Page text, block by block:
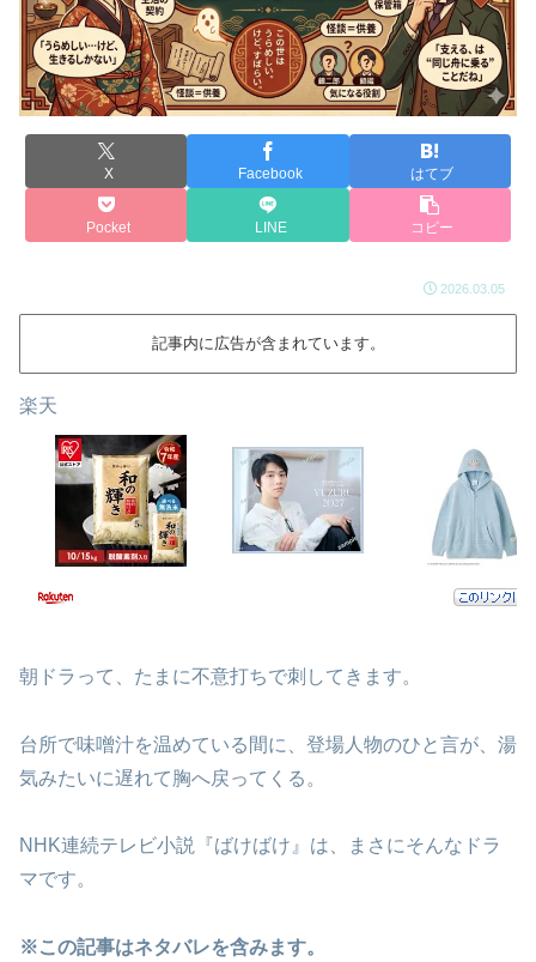
X Facebook はてブ
Pocket LINE コピー
2026.03.05
記事内に広告が含まれています。
楽天
朝ドラって、たまに不意打ちで刺してきます。
台所で味噌汁を温めている間に、登場人物のひと言が、湯
気みたいに遅れて胸へ戻ってくる。
NHK連続テレビ小説『ばけばけ』は、まさにそんなドラ
マです。
※この記事はネタバレを含みます。